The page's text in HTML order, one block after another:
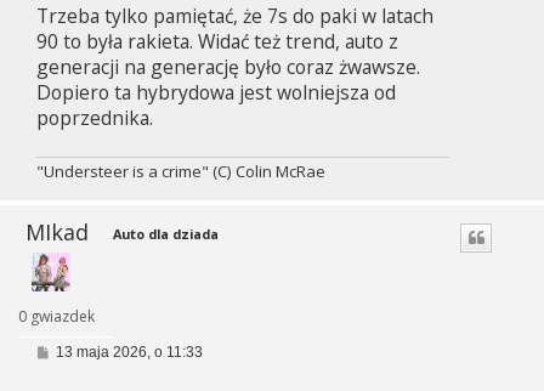
t
Trzeba tylko pamiętać, że 7s do paki w latach
90 to była rakieta. Widać też trend, auto z
generacji na generację było coraz żwawsze.
Dopiero ta hybrydowa jest wolniejsza od
poprzednika.
"Understeer is a crime" (C) Colin McRae
MIkad
0 gwiazdek
Auto dla dziada
P13 maja 2026, o 11:33